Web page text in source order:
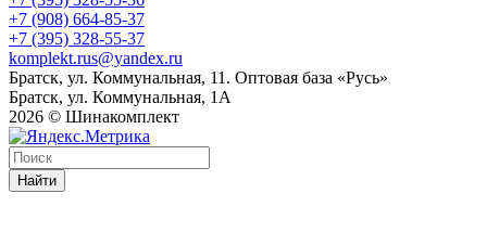
+7 (908) 664-85-37
+7 (395) 328-55-37
komplekt.rus@yandex.ru
Братск, ул. Коммунальная, 11. Оптовая база «Русь»
Братск, ул. Коммунальная, 1А
2026 © Шинакомплект
Найти